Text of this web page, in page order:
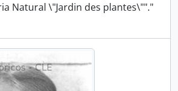
Natural \"Jardin des plantes\""."